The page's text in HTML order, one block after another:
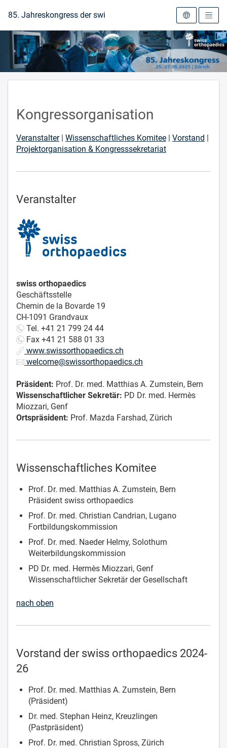
Zur Startseite
85. Jahreskongress der swiss orthopaedics 2025
Kongressorganisation
Veranstalter| Wissenschaftliches Komitee | Vorstand |
Projektorganisation & Kongresssekretariat
Veranstalter
swiss orthopaedics
Geschäftsstelle
Chemin de la Bovarde 19
CH-1091 Grandvaux
Tel. +41 21 799 24 44
Fax +41 21 588 01 33
www.swissorthopaedics.ch
welcome@swissorthopaedics.ch
Präsident: Prof. Dr. med. Matthias A. Zumstein, Bern
Wissenschaftlicher Sekretär: PD Dr. med. Hermès
Miozzari, Genf
Ortspräsident: Prof. Mazda Farshad, Zürich
Wissenschaftliches Komitee
Prof. Dr. med. Matthias A. Zumstein, Bern
Präsident swiss orthopaedics
Prof. Dr. med. Christian Candrian, Lugano
Fortbildungskommission
Prof. Dr. med. Naeder Helmy, Solothurn
Weiterbildungskommission
PD Dr. med. Hermès Miozzari, Genf
Wissenschaftlicher Sekretär der Gesellschaft
nach oben
Vorstand der swiss orthopaedics 2024-
26
Prof. Dr. med. Matthias A. Zumstein, Bern
(Präsident)
Dr. med. Stephan Heinz, Kreuzlingen
(Pastpräsident)
Prof. Dr. med. Christian Spross, Zürich